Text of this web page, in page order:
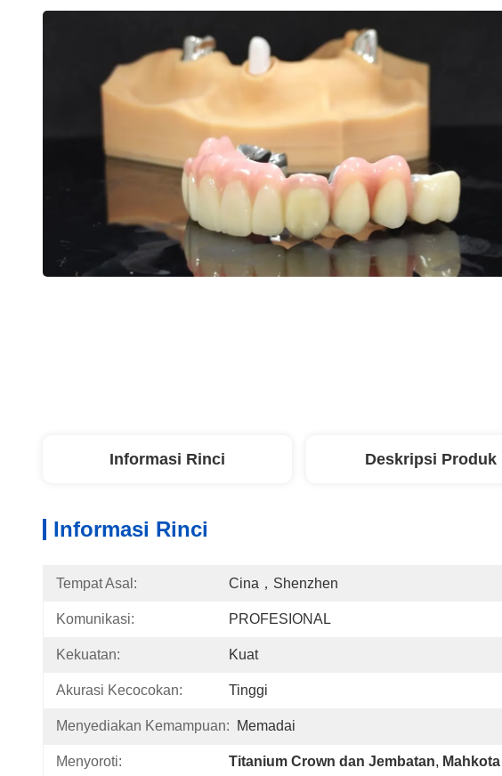
Informasi Rinci Deskripsi Produk
Informasi Rinci
Tempat Asal: Cina，Shenzhen
Komunikasi: PROFESIONAL
Kekuatan: Kuat
Akurasi Kecocokan: Tinggi
Menyediakan Kemampuan: Memadai
Menyoroti: Titanium Crown dan Jembatan,